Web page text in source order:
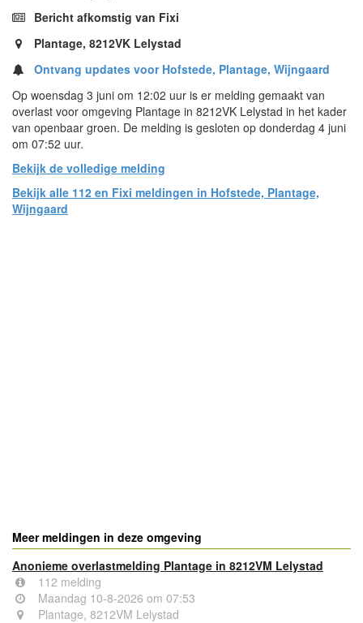
Bericht afkomstig van Fixi
Plantage, 8212VK Lelystad
Ontvang updates voor Hofstede, Plantage, Wijngaard
Op woensdag 3 juni om 12:02 uur is er melding gemaakt van
overlast voor omgeving Plantage in 8212VK Lelystad in het kader
van openbaar groen. De melding is gesloten op donderdag 4 juni
om 07:52 uur.
Bekijk de volledige melding
Bekijk alle 112 en Fixi meldingen in Hofstede, Plantage,
Wijngaard
Meer meldingen in deze omgeving
Anonieme overlastmelding Plantage in 8212VM Lelystad
112 melding
Maandag 10-8-2026 om 07:53
Plantage, 8212VM Lelystad